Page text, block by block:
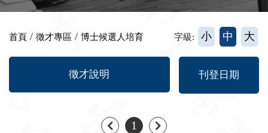
首頁 / 徵才專區 / 博士候選人培育 字級: 小 中 大
徵才說明 刊登日期
上一頁
1 下一頁